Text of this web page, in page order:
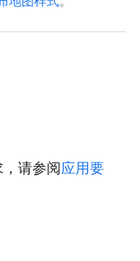
请参阅应用要